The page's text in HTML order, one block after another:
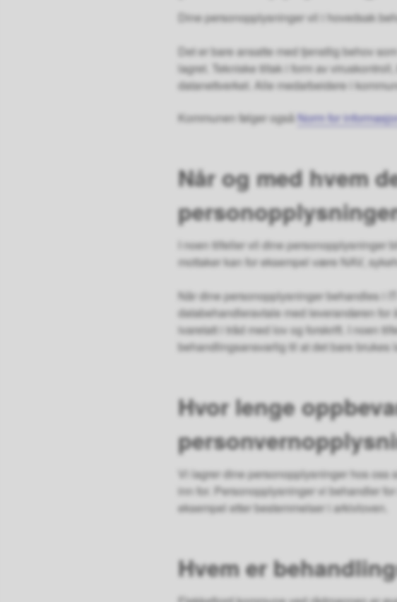
Dine personopplysninger vil i hovedsak
Det er bare ansatte med tjenstlig behov
lagret. Tekniske tiltak i form av
datanettverket. Alle medarbeidere i
Kommunen følger ogsåNorm for
Når og med hvem
I noen tilfeller vil dine personopplysninger
mottaker kan for eksempel være NAV,
Når dine personopplysninger behandles i
databehandleravtale med leverandøren
ivaretatt i tråd med lov og forskrift. I noen
behandlingsansvarlig til at det bare brukes
Hvor lenge
Vi lagrer dine personopplysninger hos oss
inn for. Personopplysninger vi behandler
eksempel etter bestemmelser i arkivloven.
Hvem er